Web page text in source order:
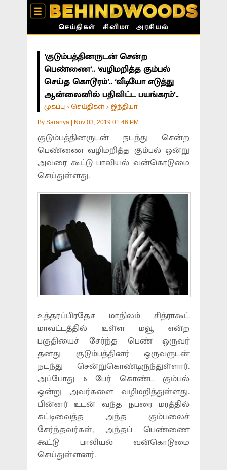
செய்திகள் சினிமா அரசியல்
‘குடும்பத்தினருடன் சென்ற
பெண்ணை’.. ‘வழிமறித்த கும்பல்
செய்த கொடூரம்’.. ‘வீடியோ எடுத்து
ஆன்லைனில் பதிவிட்ட பயங்கரம்’..
முகப்பு >செய்திகள் > இந்தியா
By Saranya Nov 03, 2019 01:46 PM
குடும்பத்தினருடன் நடந்து சென்ற
பெண்ணை வழிமறித்த கும்பல் ஒன்று
அவரை கூட்டு பாலியல் வன்கொடுமை
செய்துள்ளது.
உத்தரப்பிரதேச மாநிலம் சித்ராகூட்
மாவட்டத்தில் உள்ள மவூ என்ற
பகுதியைச் சேர்ந்த பெண் ஒருவர்
தனது குடும்பத்தினர் ஒருவருடன்
நடந்து சென்றுகொண்டிருந்துள்ளார்.
அப்போது 6 பேர் கொண்ட கும்பல்
ஒன்று அவர்களை வழிமறித்துள்ளது.
பின்னர் உடன் வந்த நபரை மரத்தில்
கட்டிவைத்த அந்த கும்பலைச்
சேர்ந்தவர்கள், அந்தப் பெண்ணை
கூட்டு பாலியல் வன்கொடுமை
செய்துள்ளனர்.